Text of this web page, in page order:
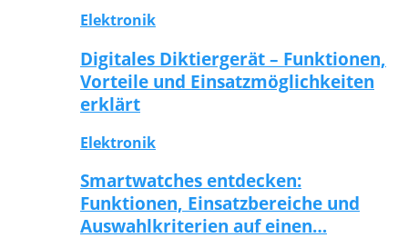
Elektronik
Digitales Diktiergerät – Funktionen,
Vorteile und Einsatzmöglichkeiten
erklärt
Elektronik
Smartwatches entdecken:
Funktionen, Einsatzbereiche und
Auswahlkriterien auf einen…